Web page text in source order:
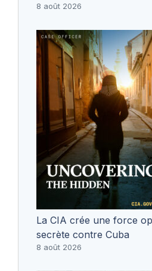
8 août 2026
La CIA crée une force
secrète contre Cuba
8 août 2026